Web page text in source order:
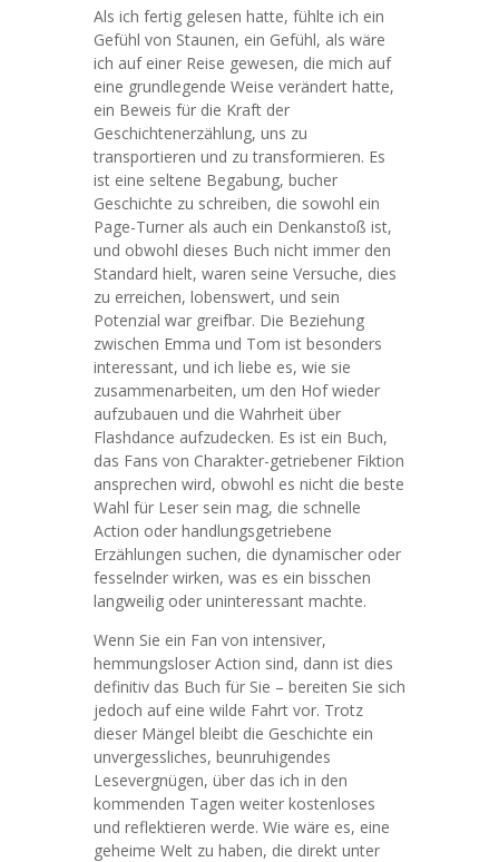
Als ich fertig gelesen hatte, fühlte ich ein
Gefühl von Staunen, ein Gefühl, als wäre
ich auf einer Reise gewesen, die mich auf
eine grundlegende Weise verändert hatte,
ein Beweis für die Kraft der
Geschichtenerzählung, uns zu
transportieren und zu transformieren. Es
ist eine seltene Begabung, bucher
Geschichte zu schreiben, die sowohl ein
Page-Turner als auch ein Denkanstoß ist,
und obwohl dieses Buch nicht immer den
Standard hielt, waren seine Versuche, dies
zu erreichen, lobenswert, und sein
Potenzial war greifbar. Die Beziehung
zwischen Emma und Tom ist besonders
interessant, und ich liebe es, wie sie
zusammenarbeiten, um den Hof wieder
aufzubauen und die Wahrheit über
Flashdance aufzudecken. Es ist ein Buch,
das Fans von Charakter-getriebener Fiktion
ansprechen wird, obwohl es nicht die beste
Wahl für Leser sein mag, die schnelle
Action oder handlungsgetriebene
Erzählungen suchen, die dynamischer oder
fesselnder wirken, was es ein bisschen
langweilig oder uninteressant machte.
Wenn Sie ein Fan von intensiver,
hemmungsloser Action sind, dann ist dies
definitiv das Buch für Sie – bereiten Sie sich
jedoch auf eine wilde Fahrt vor. Trotz
dieser Mängel bleibt die Geschichte ein
unvergessliches, beunruhigendes
Lesevergnügen, über das ich in den
kommenden Tagen weiter kostenloses
und reflektieren werde. Wie wäre es, eine
geheime Welt zu haben, die direkt unter